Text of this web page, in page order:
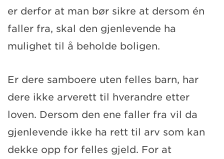
er derfor at man bør sikre at dersom én
faller fra, skal den gjenlevende ha
mulighet til å beholde boligen.
Er dere samboere uten felles barn, har
dere ikke arverett til hverandre etter
loven. Dersom den ene faller fra vil da
gjenlevende ikke ha rett til arv som kan
dekke opp for felles gjeld. For at